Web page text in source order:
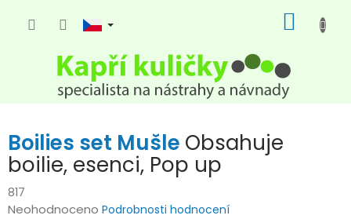
KOŠÍK
Boilies set Mušle Obsahuje
boilie, esenci, Pop up
817
Průměrné
Neohodnoceno Podrobnosti hodnocení